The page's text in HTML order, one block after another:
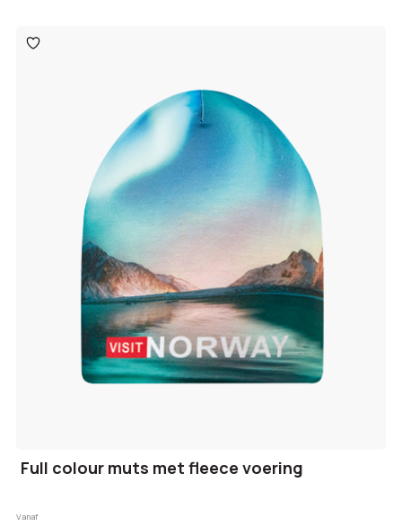
Toevoegen
aan
Full colour muts met fleece voering
Vanaf